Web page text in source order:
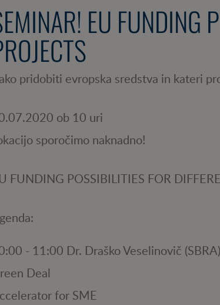
EU FUNDING
pridobiti evropska sredstva in kateri
ob 10 uri
sporočimo naknadno!
FUNDING POSSIBILITIES FOR
- 11:00 Dr. Draško Veselinovič (SBRA)
Deal
for SME